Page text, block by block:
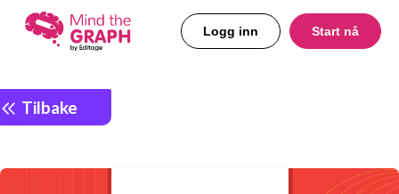
Logg inn Start nå
Tilbake